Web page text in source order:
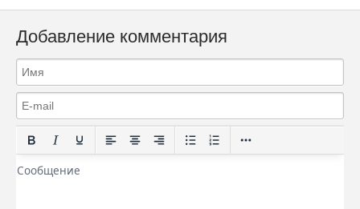
Добавление комментария